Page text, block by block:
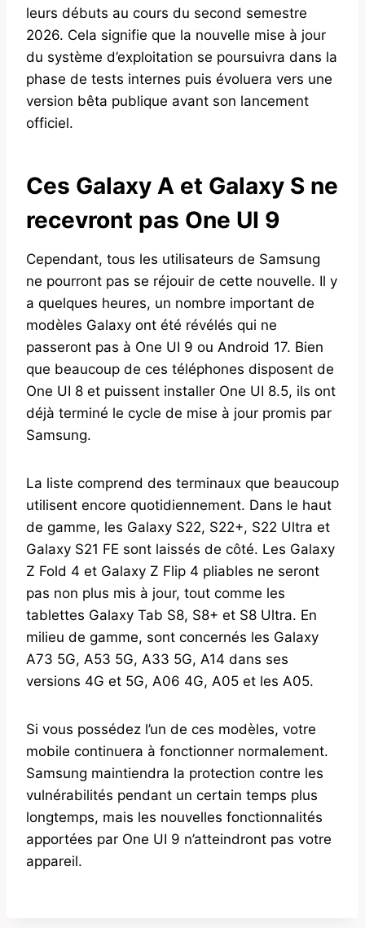
leurs débuts au cours du second semestre
2026. Cela signifie que la nouvelle mise à jour
du système d’exploitation se poursuivra dans la
phase de tests internes puis évoluera vers une
version bêta publique avant son lancement
officiel.
Ces Galaxy A et Galaxy S ne
recevront pas One UI 9
Cependant, tous les utilisateurs de Samsung
ne pourront pas se réjouir de cette nouvelle. Il y
a quelques heures, un nombre important de
modèles Galaxy ont été révélés qui ne
passeront pas à One UI 9 ou Android 17. Bien
que beaucoup de ces téléphones disposent de
One UI 8 et puissent installer One UI 8.5, ils ont
déjà terminé le cycle de mise à jour promis par
Samsung.
La liste comprend des terminaux que beaucoup
utilisent encore quotidiennement. Dans le haut
de gamme, les Galaxy S22, S22+, S22 Ultra et
Galaxy S21 FE sont laissés de côté. Les Galaxy
Z Fold 4 et Galaxy Z Flip 4 pliables ne seront
pas non plus mis à jour, tout comme les
tablettes Galaxy Tab S8, S8+ et S8 Ultra. En
milieu de gamme, sont concernés les Galaxy
A73 5G, A53 5G, A33 5G, A14 dans ses
versions 4G et 5G, A06 4G, A05 et les A05.
Si vous possédez l’un de ces modèles, votre
mobile continuera à fonctionner normalement.
Samsung maintiendra la protection contre les
vulnérabilités pendant un certain temps plus
longtemps, mais les nouvelles fonctionnalités
apportées par One UI 9 n’atteindront pas votre
appareil.